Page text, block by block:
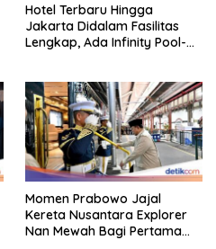
Hotel Terbaru Hingga
Jakarta Didalam Fasilitas
Lengkap, Ada Infinity Pool-
Momen Prabowo Jajal
Kereta Nusantara Explorer
Nan Mewah Bagi Pertama